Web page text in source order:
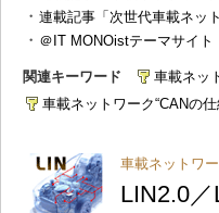
・ 連載記事「次世代車載ネッ
・ ＠IT MONOistテーマサイ
関連キーワード 車載ネッ
車載ネットワーク“CANの
車載ネットワ
LIN2.0